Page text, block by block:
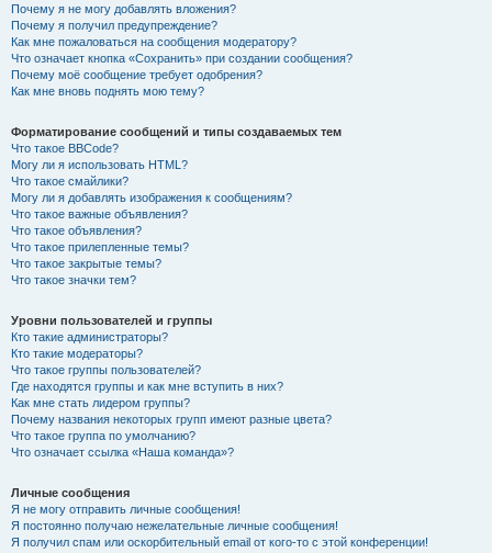
Почему я не могу добавлять вложения?
Почему я получил предупреждение?
Как мне пожаловаться на сообщения модератору?
Что означает кнопка «Сохранить» при создании сообщения?
Почему моё сообщение требует одобрения?
Как мне вновь поднять мою тему?
Форматирование сообщений и типы создаваемых тем
Что такое BBCode?
Могу ли я использовать HTML?
Что такое смайлики?
Могу ли я добавлять изображения к сообщениям?
Что такое важные объявления?
Что такое объявления?
Что такое прилепленные темы?
Что такое закрытые темы?
Что такое значки тем?
Уровни пользователей и группы
Кто такие администраторы?
Кто такие модераторы?
Что такое группы пользователей?
Где находятся группы и как мне вступить в них?
Как мне стать лидером группы?
Почему названия некоторых групп имеют разные цвета?
Что такое группа по умолчанию?
Что означает ссылка «Наша команда»?
Личные сообщения
Я не могу отправить личные сообщения!
Я постоянно получаю нежелательные личные сообщения!
Я получил спам или оскорбительный email от кого-то с этой конференции!